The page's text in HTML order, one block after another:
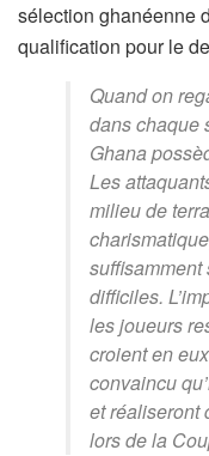
sélection ghanéenne
qualification pour le
Quand on
dans chaque
Ghana
Les
milieu de
difficiles.
les joueurs
croient en
convaincu
et réaliseront
lors de la